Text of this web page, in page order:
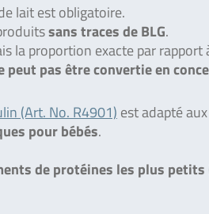
lait est obligatoire.
sans traces de BLG.
la proportion exacte par rapport
peut pas être convertie en
(Art. No. R4901) est adapté
pour bébés.
de protéines les plus petits